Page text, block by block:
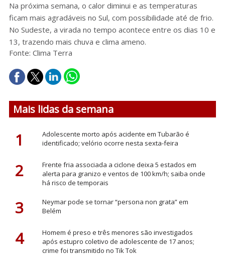
Na próxima semana, o calor diminui e as temperaturas
ficam mais agradáveis no Sul, com possibilidade até de frio.
No Sudeste, a virada no tempo acontece entre os dias 10 e
13, trazendo mais chuva e clima ameno.
Fonte: Clima Terra
Mais lidas da semana
1
Adolescente morto após acidente em Tubarão é
identificado; velório ocorre nesta sexta-feira
2
Frente fria associada a ciclone deixa 5 estados em
alerta para granizo e ventos de 100 km/h; saiba onde
há risco de temporais
3
Neymar pode se tornar “persona non grata” em
Belém
4
Homem é preso e três menores são investigados
após estupro coletivo de adolescente de 17 anos;
crime foi transmitido no Tik Tok